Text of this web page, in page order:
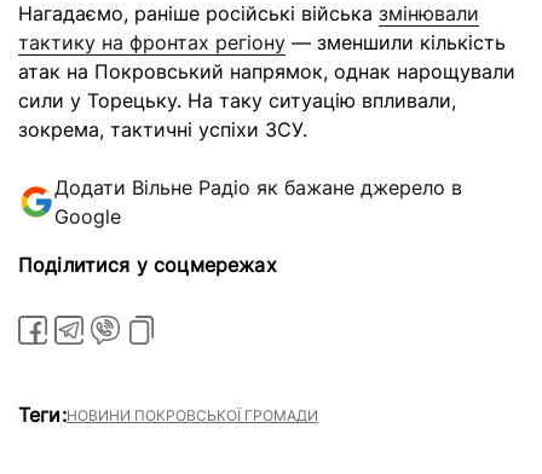
Нагадаємо, раніше російські війська змінювали
тактику на фронтах регіону — зменшили кількість
атак на Покровський напрямок, однак нарощували
сили у Торецьку. На таку ситуацію впливали,
зокрема, тактичні успіхи ЗСУ.
Додати Вільне Радіо як бажане джерело в
Google
Поділитися у соцмережах
Теги:НОВИНИ ПОКРОВСЬКОЇ ГРОМАДИ